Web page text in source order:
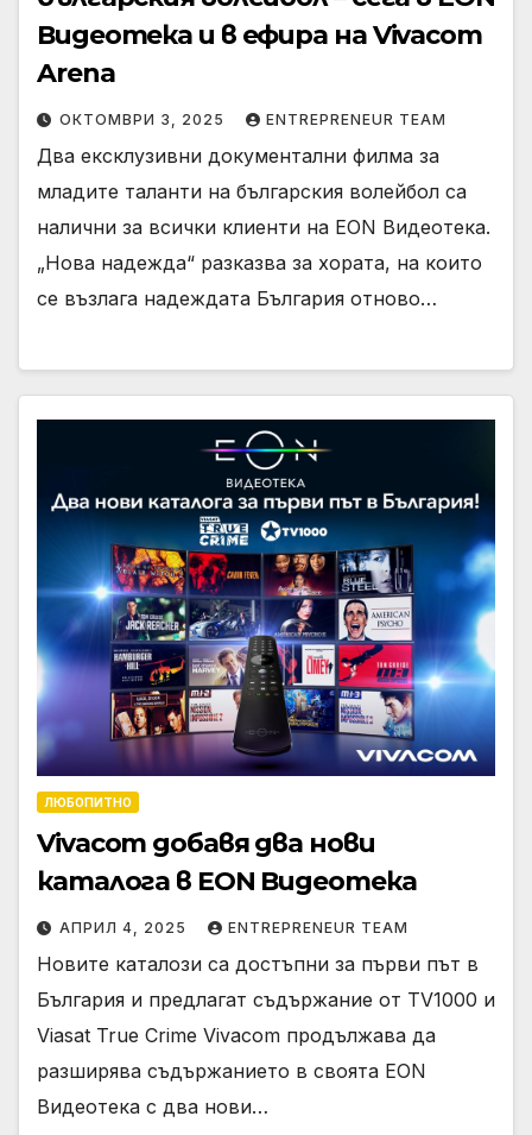
Видеотека и в ефира на Vivacom
Arena
ОКТОМВРИ 3, 2025 ENTREPRENEUR TEAM
Два ексклузивни документални филма за
младите таланти на българския волейбол са
налични за всички клиенти на EON Видеотека.
„Нова надежда“ разказва за хората, на които
се възлага надеждата България отново…
ЛЮБОПИТНО
Vivacom добавя два нови
каталога в EON Видеотека
АПРИЛ 4, 2025 ENTREPRENEUR TEAM
Новите каталози са достъпни за първи път в
България и предлагат съдържание от TV1000 и
Viasat True Crime Vivacom продължава да
разширява съдържанието в своята EON
Видеотека с два нови…